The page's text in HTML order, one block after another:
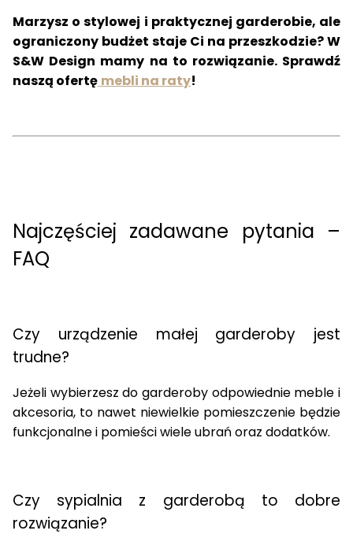
Marzysz o stylowej i praktycznej garderobie, ale
ograniczony budżet staje Ci na przeszkodzie? W
S&W Design mamy na to rozwiązanie. Sprawdź
naszą ofertę mebli na raty!
Najczęściej zadawane pytania –
FAQ
Czy urządzenie małej garderoby jest
trudne?
Jeżeli wybierzesz do garderoby odpowiednie meble i
akcesoria, to nawet niewielkie pomieszczenie będzie
funkcjonalne i pomieści wiele ubrań oraz dodatków.
Czy sypialnia z garderobą to dobre
rozwiązanie?